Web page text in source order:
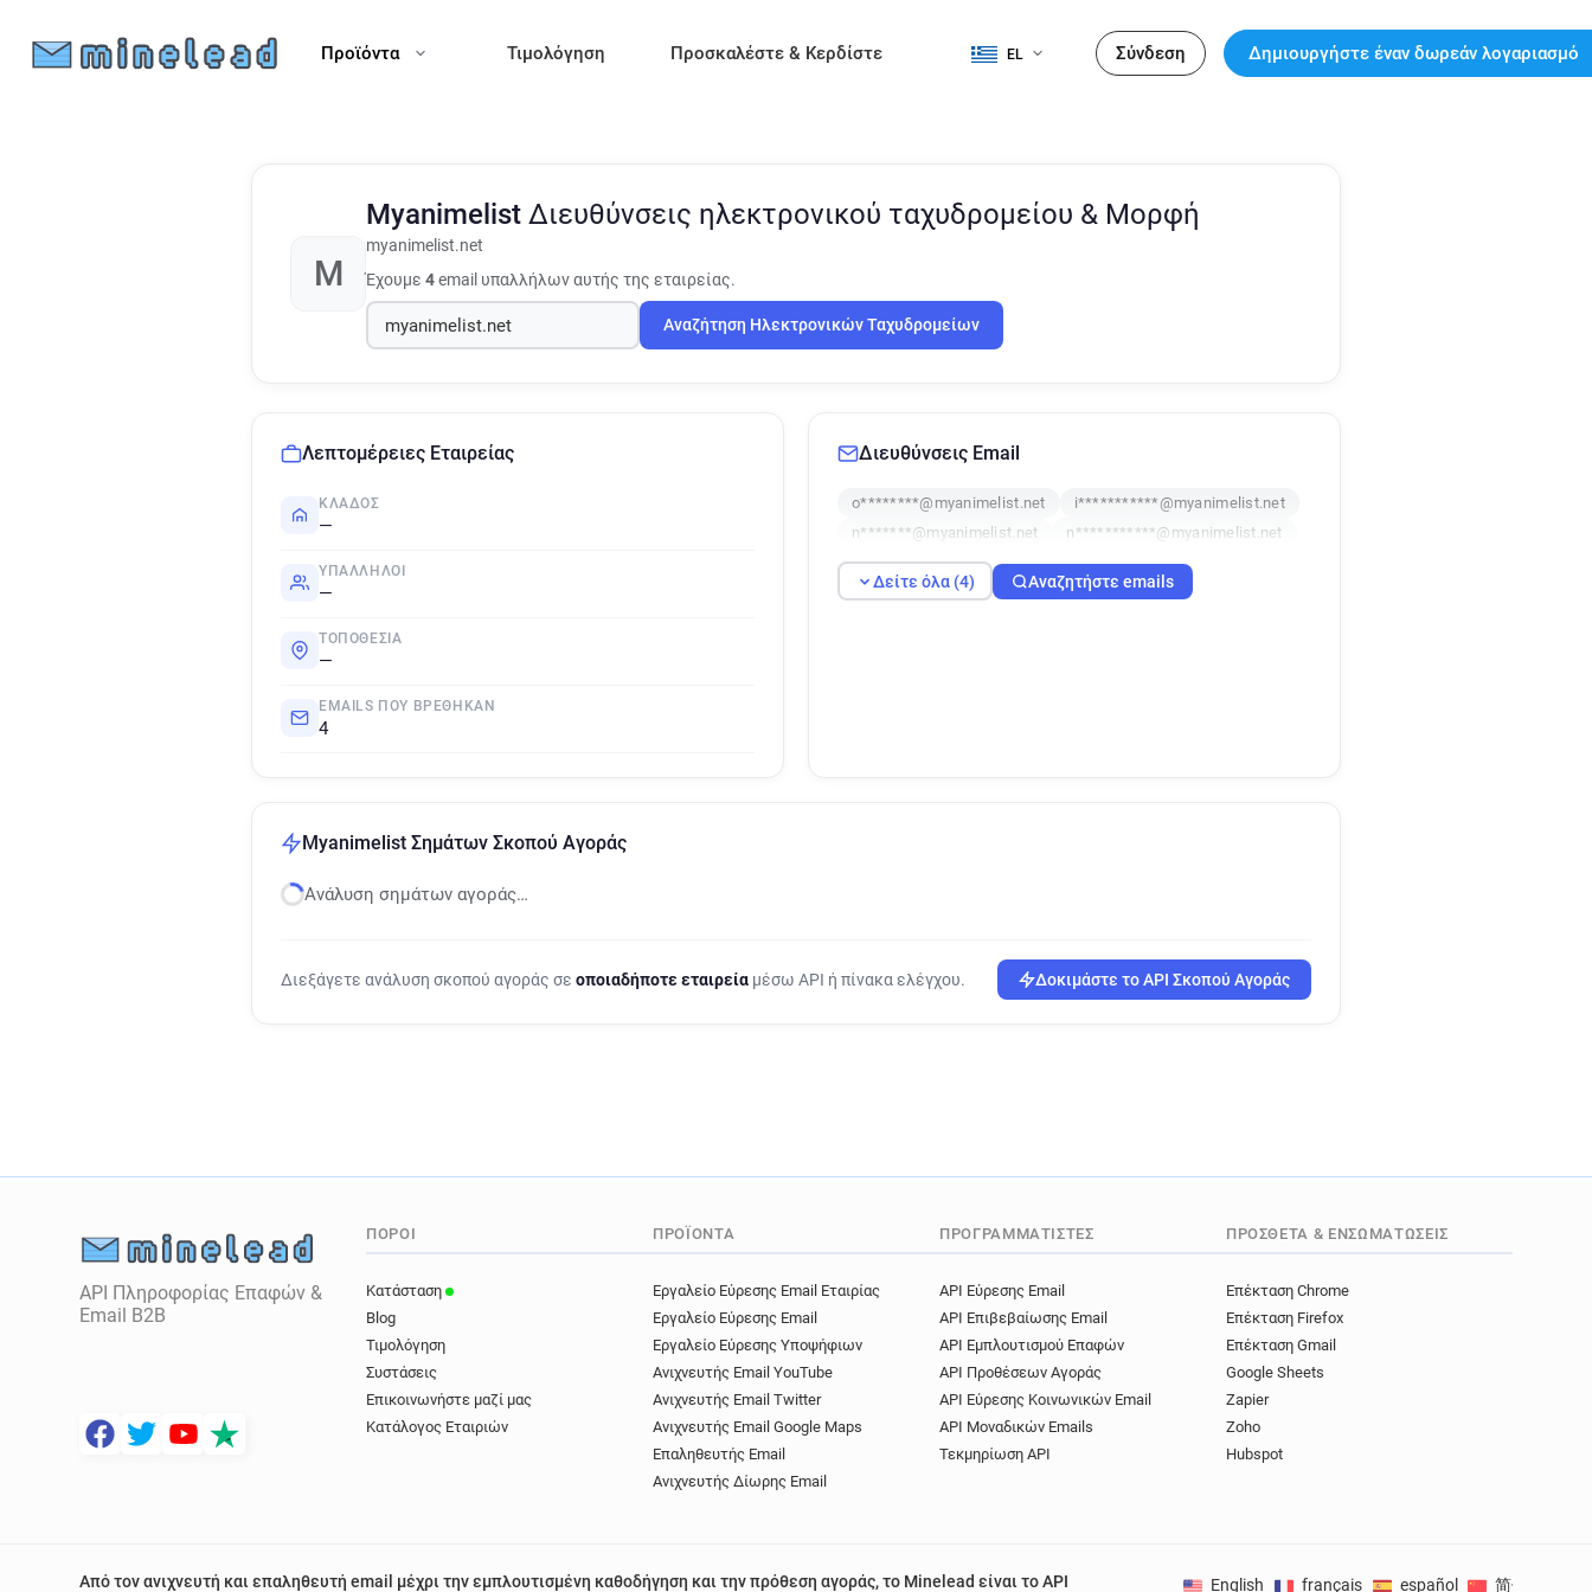
Προϊόντα Τιμολόγηση Προσκαλέστε & Κερδίστε EL Σύνδεση Δημιουργήστε έναν δωρεάν λογαριασμό
M
Myanimelist Διευθύνσεις ηλεκτρονικού ταχυδρομείου & Μορφή
myanimelist.net
Έχουμε 4email υπαλλήλων αυτής της εταιρείας.
Αναζήτηση Ηλεκτρονικών Ταχυδρομείων
Λεπτομέρειες Εταιρείας
ΚΛΆΔΟΣ
—
ΥΠΆΛΛΗΛΟΙ
—
ΤΟΠΟΘΕΣΊΑ
—
EMAILS ΠΟΥ ΒΡΈΘΗΚΑΝ
4
Διευθύνσεις Email
o********@myanimelist.net
i***********@myanimelist.net
n*******@myanimelist.net
n***********@myanimelist.net
Δείτε όλα (4) Αναζητήστε emails
Myanimelist Σημάτων Σκοπού Αγοράς
Ανάλυση σημάτων αγοράς…
Διεξάγετε ανάλυση σκοπού αγοράς σε οποιαδήποτε εταιρεία μέσω API ή πίνακα ελέγχου. Δοκιμάστε το API Σκοπού Αγοράς
API Πληροφορίας Επαφών &
Email B2B
ΠΌΡΟΙ
Κατάσταση
Blog
Τιμολόγηση
Συστάσεις
Επικοινωνήστε μαζί μας
Κατάλογος Εταιριών
ΠΡΟΪΌΝΤΑ
Εργαλείο Εύρεσης Email Εταιρίας
Εργαλείο Εύρεσης Email
Εργαλείο Εύρεσης Υποψήφιων
Ανιχνευτής Email YouTube
Ανιχνευτής Email Twitter
Ανιχνευτής Email Google Maps
Επαληθευτής Email
Ανιχνευτής Δίωρης Email
ΠΡΟΓΡΑΜΜΑΤΙΣΤΈΣ
API Εύρεσης Email
API Επιβεβαίωσης Email
API Εμπλουτισμού Επαφών
API Προθέσεων Αγοράς
API Εύρεσης Κοινωνικών Email
API Μοναδικών Emails
Τεκμηρίωση API
ΠΡΌΣΘΕΤΑ & ΕΝΣΩΜΑΤΏΣΕΙΣ
Επέκταση Chrome
Επέκταση Firefox
Επέκταση Gmail
Google Sheets
Zapier
Zoho
Hubspot
Από τον ανιχνευτή και επαληθευτή email μέχρι την εμπλουτισμένη καθοδήγηση και την πρόθεση αγοράς, το Minelead είναι το API
English français español 简体中文